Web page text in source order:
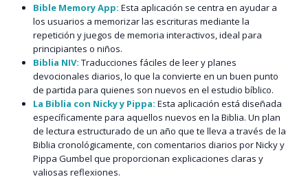
Bible Memory App: Esta aplicación se centra en ayudar a
los usuarios a memorizar las escrituras mediante la
repetición y juegos de memoria interactivos, ideal para
principiantes o niños.
Biblia NIV: Traducciones fáciles de leer y planes
devocionales diarios, lo que la convierte en un buen punto
de partida para quienes son nuevos en el estudio bíblico.
La Biblia con Nicky y Pippa: Esta aplicación está diseñada
específicamente para aquellos nuevos en la Biblia. Un plan
de lectura estructurado de un año que te lleva a través de la
Biblia cronológicamente, con comentarios diarios por Nicky y
Pippa Gumbel que proporcionan explicaciones claras y
valiosas reflexiones.